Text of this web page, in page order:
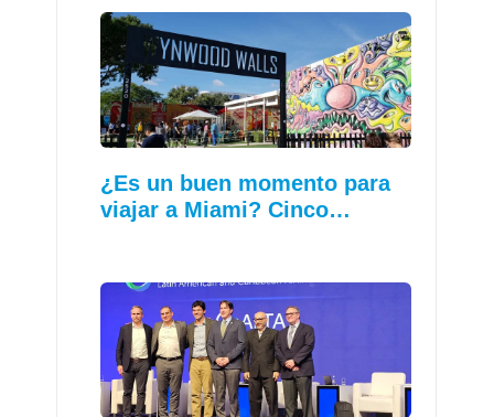
¿Es un buen momento para
viajar a Miami? Cinco…